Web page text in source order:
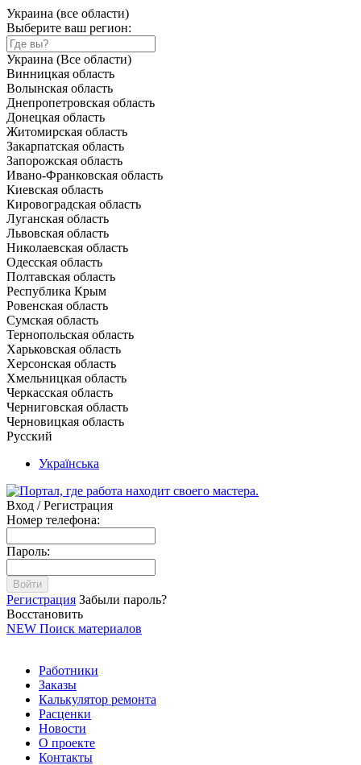
Украина (все области)
Выберите ваш регион:
Украина (Все области)
Винницкая область
Волынская область
Днепропетровская область
Донецкая область
Житомирская область
Закарпатская область
Запорожская область
Ивано-Франковская область
Киевская область
Кировоградская область
Луганская область
Львовская область
Николаевская область
Одесская область
Полтавская область
Республика Крым
Ровенская область
Сумская область
Тернопольская область
Харьковская область
Херсонская область
Хмельницкая область
Черкасская область
Черниговская область
Черновицкая область
Русский
Українська
Вход / Регистрация
Номер телефона:
Пароль:
Войти
Регистрация Забыли пароль?
Восстановить
NEW Поиск материалов
Работники
Заказы
Калькулятор ремонта
Расценки
Новости
О проекте
Контакты